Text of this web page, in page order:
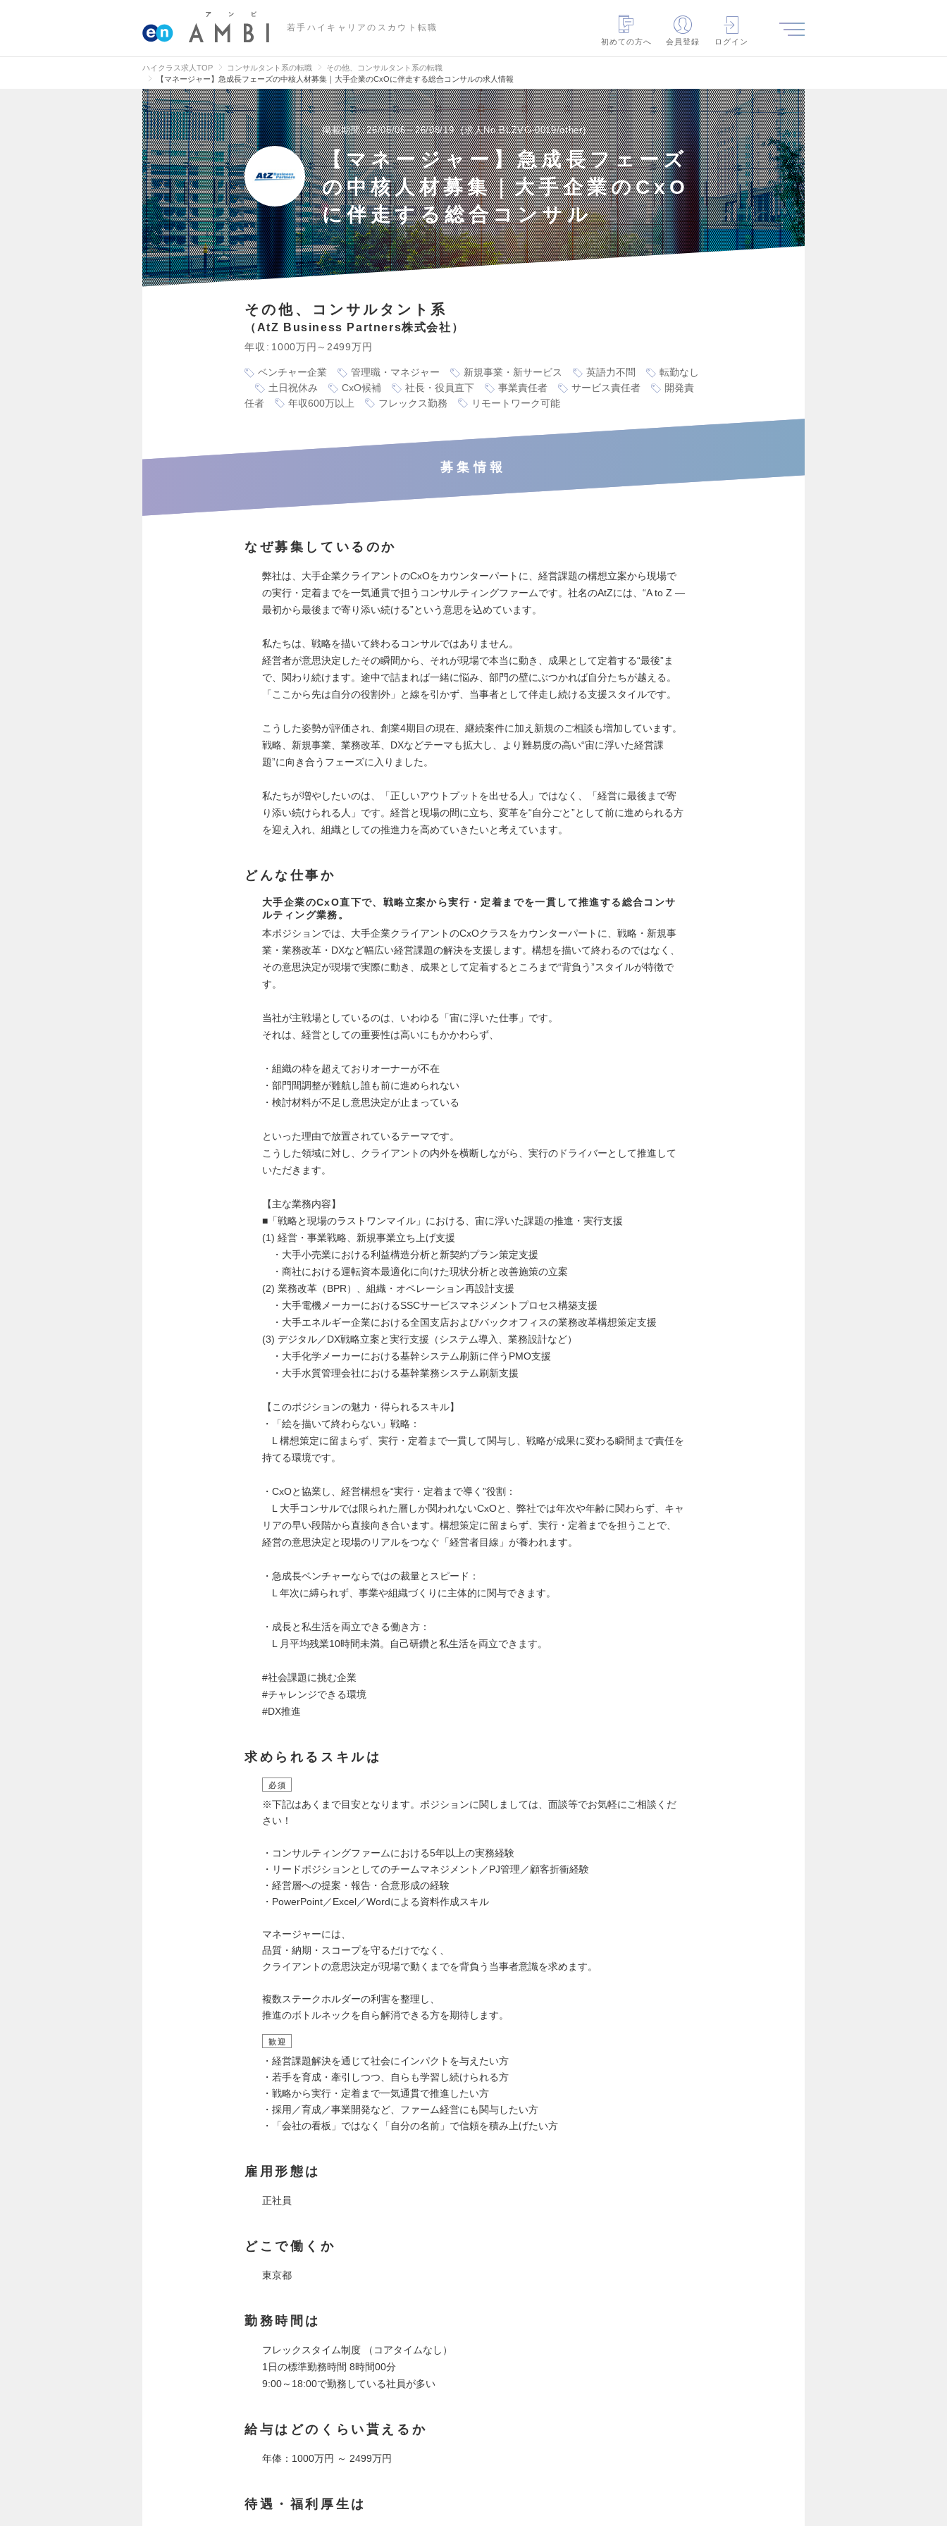
若手ハイキャリアのスカウト転職
初めての方へ
会員登録 ログイン
ハイクラス求人TOP コンサルタント系の転職
その他、コンサルタント系の転職
【マネージャー】急成長フェーズの中核人材募集｜大手企業のCxOに伴走する総合コンサルの求人情報
掲載期間 26/08/06～26/08/19 求人No.BLZVG-0019/other
【マネージャー】急成長フェーズ
の中核人材募集｜大手企業のCxO
に伴走する総合コンサル
その他、コンサルタント系
AtZ Business Partners株式会社
年収 1000万円～2499万円
ベンチャー企業 管理職・マネジャー 新規事業・新サービス 英語力不問
転勤なし
土日祝休み
CxO候補 社長・役員直下 事業責任者 サービス責任者
開発責
任者
年収600万以上 フレックス勤務 リモートワーク可能
募集情報
なぜ募集しているのか
弊社は、大手企業クライアントのCxOをカウンターパートに、経営課題の構想立案から現場で
の実行・定着までを一気通貫で担うコンサルティングファームです。社名のAtZには、“A to Z ―
最初から最後まで寄り添い続ける”という意思を込めています。
私たちは、戦略を描いて終わるコンサルではありません。
経営者が意思決定したその瞬間から、それが現場で本当に動き、成果として定着する“最後”ま
で、関わり続けます。途中で詰まれば一緒に悩み、部門の壁にぶつかれば自分たちが越える。
「ここから先は自分の役割外」と線を引かず、当事者として伴走し続ける支援スタイルです。
こうした姿勢が評価され、創業4期目の現在、継続案件に加え新規のご相談も増加しています。
戦略、新規事業、業務改革、DXなどテーマも拡大し、より難易度の高い“宙に浮いた経営課
題”に向き合うフェーズに入りました。
私たちが増やしたいのは、「正しいアウトプットを出せる人」ではなく、「経営に最後まで寄
り添い続けられる人」です。経営と現場の間に立ち、変革を“自分ごと”として前に進められる方
を迎え入れ、組織としての推進力を高めていきたいと考えています。
どんな仕事か
大手企業のCxO直下で、戦略立案から実行・定着までを一貫して推進する総合コンサ
ルティング業務。
本ポジションでは、大手企業クライアントのCxOクラスをカウンターパートに、戦略・新規事
業・業務改革・DXなど幅広い経営課題の解決を支援します。構想を描いて終わるのではなく、
その意思決定が現場で実際に動き、成果として定着するところまで“背負う”スタイルが特徴で
す。
当社が主戦場としているのは、いわゆる「宙に浮いた仕事」です。
それは、経営としての重要性は高いにもかかわらず、
・組織の枠を超えておりオーナーが不在
・部門間調整が難航し誰も前に進められない
・検討材料が不足し意思決定が止まっている
といった理由で放置されているテーマです。
こうした領域に対し、クライアントの内外を横断しながら、実行のドライバーとして推進して
いただきます。
【主な業務内容】
■「戦略と現場のラストワンマイル」における、宙に浮いた課題の推進・実行支援
(1) 経営・事業戦略、新規事業立ち上げ支援
・大手小売業における利益構造分析と新契約プラン策定支援
・商社における運転資本最適化に向けた現状分析と改善施策の立案
(2) 業務改革（BPR）、組織・オペレーション再設計支援
・大手電機メーカーにおけるSSCサービスマネジメントプロセス構築支援
・大手エネルギー企業における全国支店およびバックオフィスの業務改革構想策定支援
(3) デジタル／DX戦略立案と実行支援（システム導入、業務設計など）
・大手化学メーカーにおける基幹システム刷新に伴うPMO支援
・大手水質管理会社における基幹業務システム刷新支援
【このポジションの魅力・得られるスキル】
・「絵を描いて終わらない」戦略：
L 構想策定に留まらず、実行・定着まで一貫して関与し、戦略が成果に変わる瞬間まで責任を
持てる環境です。
・CxOと協業し、経営構想を“実行・定着まで導く”役割：
L 大手コンサルでは限られた層しか関われないCxOと、弊社では年次や年齢に関わらず、キャ
リアの早い段階から直接向き合います。構想策定に留まらず、実行・定着までを担うことで、
経営の意思決定と現場のリアルをつなぐ「経営者目線」が養われます。
・急成長ベンチャーならではの裁量とスピード：
L 年次に縛られず、事業や組織づくりに主体的に関与できます。
・成長と私生活を両立できる働き方：
L 月平均残業10時間未満。自己研鑽と私生活を両立できます。
#社会課題に挑む企業
#チャレンジできる環境
#DX推進
求められるスキルは
必須
※下記はあくまで目安となります。ポジションに関しましては、面談等でお気軽にご相談くだ
さい！
・コンサルティングファームにおける5年以上の実務経験
・リードポジションとしてのチームマネジメント／PJ管理／顧客折衝経験
・経営層への提案・報告・合意形成の経験
・PowerPoint／Excel／Wordによる資料作成スキル
マネージャーには、
品質・納期・スコープを守るだけでなく、
クライアントの意思決定が現場で動くまでを背負う当事者意識を求めます。
複数ステークホルダーの利害を整理し、
推進のボトルネックを自ら解消できる方を期待します。
歓迎
・経営課題解決を通じて社会にインパクトを与えたい方
・若手を育成・牽引しつつ、自らも学習し続けられる方
・戦略から実行・定着まで一気通貫で推進したい方
・採用／育成／事業開発など、ファーム経営にも関与したい方
・「会社の看板」ではなく「自分の名前」で信頼を積み上げたい方
雇用形態は
正社員
どこで働くか
東京都
勤務時間は
フレックスタイム制度 （コアタイムなし）
1日の標準勤務時間 8時間00分
9:00～18:00で勤務している社員が多い
給与はどのくらい貰えるか
年俸：1000万円 ～ 2499万円
待遇・福利厚生は